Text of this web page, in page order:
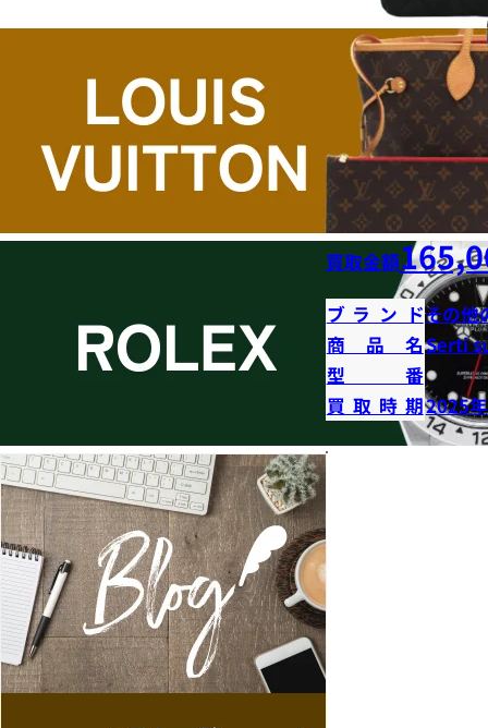
買取金額
ブランドその他
商品名Serti
型番
買取時期2025